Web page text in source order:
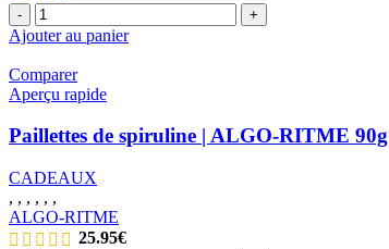
-
quantité
de
Granola
Moringa
Chocolat
bio
|
KEYAA
350g
+
Ajouter au panier
Comparer
Aperçu rapide
Paillettes de spiruline | ALGO-RITME 90g
CADEAUX
, , , , , ,
ALGO-RITME
25.95€